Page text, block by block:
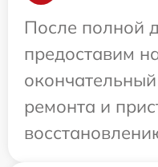
После полной
предоставим
ремонта и